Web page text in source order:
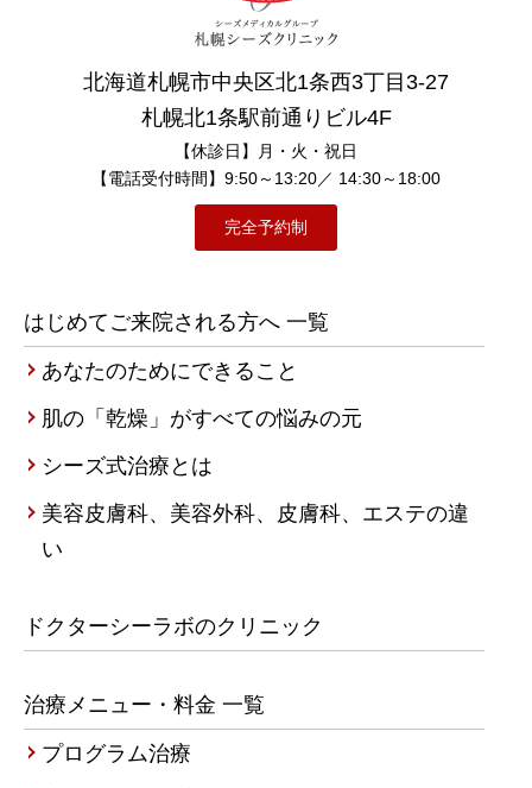
北海道札幌市中央区北1条西3丁目3-27
札幌北1条駅前通りビル4F
【休診日】月・火・祝日
【電話受付時間】9:50～13:20／ 14:30～18:00
完全予約制
はじめてご来院される方へ 一覧
あなたのためにできること
肌の「乾燥」がすべての悩みの元
シーズ式治療とは
美容皮膚科、美容外科、皮膚科、エステの違
い
ドクターシーラボのクリニック
治療メニュー・料金 一覧
プログラム治療